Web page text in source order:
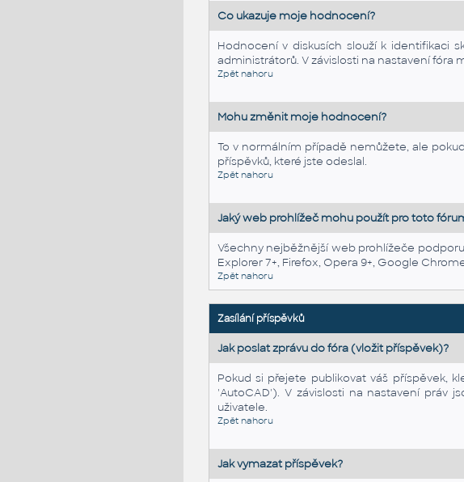
Co ukazuje moje hodnocení?
Hodnocení v diskusích slouží k identifikaci
administrátorů. V závislosti na nastavení
Zpět nahoru
Mohu změnit moje hodnocení?
To v normálním případě nemůžete, ale
příspěvků, které jste odeslal.
Zpět nahoru
Jaký web prohlížeč mohu použít pro toto
Všechny nejběžnější web prohlížeče
Explorer 7+, Firefox, Opera 9+, Google
Zpět nahoru
Zasílání příspěvků
Jak poslat zprávu do fóra (vložit příspěvek)?
Pokud si přejete publikovat váš příspěvek,
'AutoCAD'). V závislosti na nastavení práv
uživatele.
Zpět nahoru
Jak vymazat příspěvek?